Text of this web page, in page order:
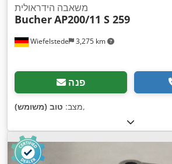
Wiefelstede 3,275 km
משאבה הידראולית
BucherAP200/11 S 259
פנה
מצב: טוב (משומש) ,